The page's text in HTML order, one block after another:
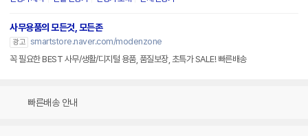
사무용품의 모든것, 모든존
광고 smartstore.naver.com/modenzone
꼭 필요한 BEST 사무/생활/디지털 용품, 품질보장, 초특가 SALE! 빠른배송
빠른배송 안내